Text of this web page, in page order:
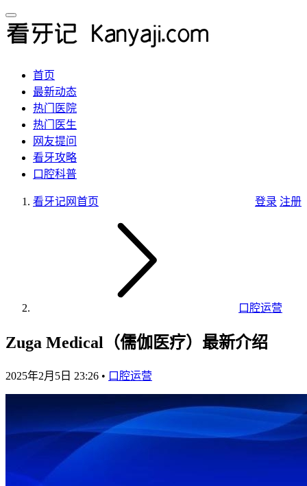
首页
最新动态
热门医院
热门医生
网友提问
看牙攻略
口腔科普
登录 注册
看牙记网首页
口腔运营
Zuga Medical（儒伽医疗）最新介绍
2025年2月5日 23:26 • 口腔运营